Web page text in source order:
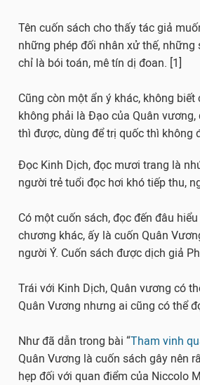
Tên cuốn sách cho thấy tác giả
những phép đối nhân xử thế,
chỉ là bói toán, mê tín dị đoan. [1]
Cũng còn một ẩn ý khác, không
không phải là Đạo của Quân
thì được, dùng để trị quốc thì không
Đọc Kinh Dịch, đọc mươi trang là
người trẻ tuổi đọc hơi khó tiếp thu,
Có một cuốn sách, đọc đến đâu
chương khác, ấy là cuốn Quân
người Ý. Cuốn sách được dịch giả
Trái với Kinh Dịch, Quân vương có
Quân Vương nhưng ai cũng có thể
Như đã dẫn trong bài “Tham vinh
Quân Vương là cuốn sách gây nên
hẹp đối với quan điểm của Niccolo